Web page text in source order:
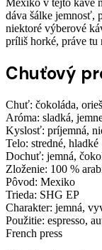
dáva šálke jemnosť,
niektoré výberové
príliš horké, práve tu
Chuťový
Chuť: čokoláda,
Aróma: sladká,
Kyslosť: príjemná,
Telo: stredné, hladké
Dochuť: jemná,
Zloženie: 100 %
Pôvod: Mexiko
Trieda: SHG EP
Charakter: jemná,
Použitie: espresso,
French press